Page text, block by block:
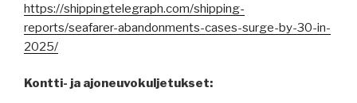
https://shippingtelegraph.com/shipping-
reports/seafarer-abandonments-cases-surge-by-30-in-
2025/
Kontti- ja ajoneuvokuljetukset: